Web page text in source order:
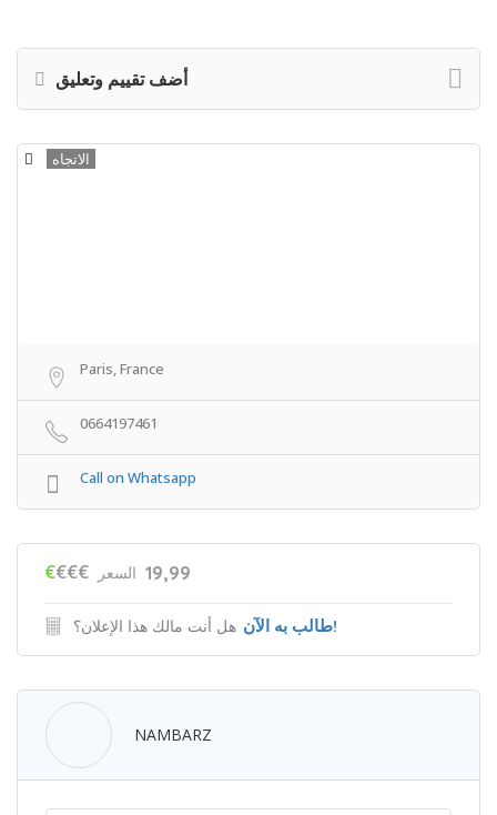
أضف تقييم وتعليق
الاتجاه
Paris, France
0664197461
Call on Whatsapp
€€€€ السعر 19,99
هل أنت مالك هذا الإعلان؟ طالب به الآن!
NAMBARZ